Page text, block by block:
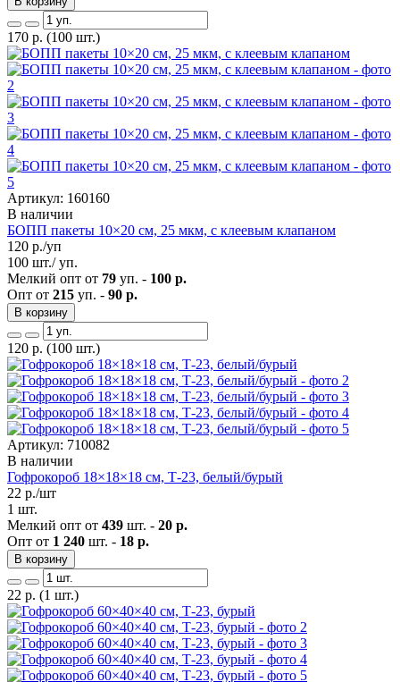
170 р. (100 шт.)
Артикул: 160160
В наличии
БОПП пакеты 10×20 см, 25 мкм, с клеевым клапаном
120 р./уп
100 шт./ уп.
Мелкий опт от 79 уп. - 100 р.
Опт от 215 уп. - 90 р.
В корзину
120 р. (100 шт.)
Артикул: 710082
В наличии
Гофрокороб 18×18×18 см, Т-23, белый/бурый
22 р./шт
1 шт.
Мелкий опт от 439 шт. - 20 р.
Опт от 1 240 шт. - 18 р.
В корзину
22 р. (1 шт.)